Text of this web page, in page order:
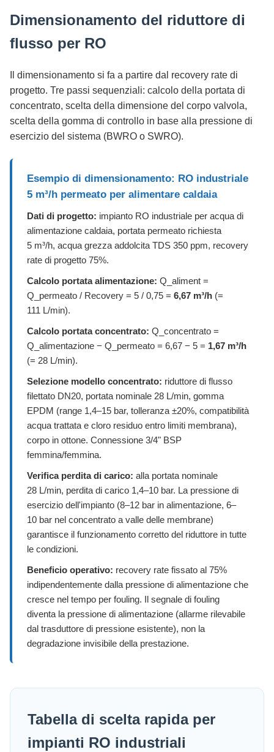
Dimensionamento del riduttore di
flusso per RO
Il dimensionamento si fa a partire dal recovery rate di
progetto. Tre passi sequenziali: calcolo della portata di
concentrato, scelta della dimensione del corpo valvola,
scelta della gomma di controllo in base alla pressione di
esercizio del sistema (BWRO o SWRO).
Esempio di dimensionamento: RO industriale
5 m³/h permeato per alimentare caldaia
Dati di progetto: impianto RO industriale per acqua di
alimentazione caldaia, portata permeato richiesta
5 m³/h, acqua grezza addolcita TDS 350 ppm, recovery
rate di progetto 75%.
Calcolo portata alimentazione: Q_aliment =
Q_permeato / Recovery = 5 / 0,75 = 6,67 m³/h (=
111 L/min).
Calcolo portata concentrato: Q_concentrato =
Q_alimentazione − Q_permeato = 6,67 − 5 = 1,67 m³/h
(= 28 L/min).
Selezione modello concentrato: riduttore di flusso
filettato DN20, portata nominale 28 L/min, gomma
EPDM (range 1,4–15 bar, tolleranza ±20%, compatibilità
acqua trattata e cloro residuo entro limiti membrana),
corpo in ottone. Connessione 3/4" BSP
femmina/femmina.
Verifica perdita di carico: alla portata nominale
28 L/min, perdita di carico 1,4–10 bar. La pressione di
esercizio dell'impianto (8–12 bar in alimentazione, 6–
10 bar nel concentrato a valle delle membrane)
garantisce il funzionamento corretto del riduttore in tutte
le condizioni.
Beneficio operativo: recovery rate fissato al 75%
indipendentemente dalla pressione di alimentazione che
cresce nel tempo per fouling. Il segnale di fouling
diventa la pressione di alimentazione (allarme rilevabile
dal trasduttore di pressione esistente), non la
degradazione invisibile della prestazione.
Tabella di scelta rapida per
impianti RO industriali